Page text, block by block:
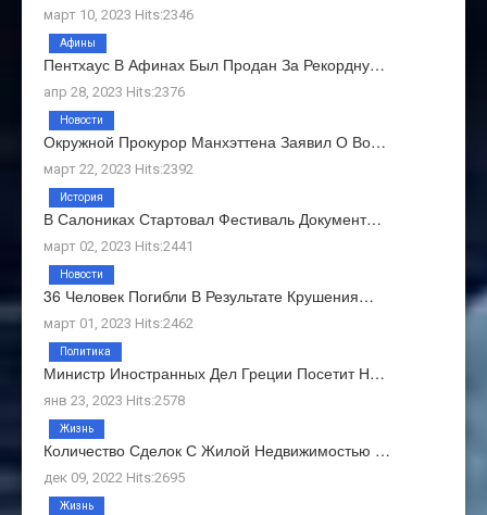
март 10, 2023 Hits:2346
Пентхаус В Афинах Был Продан За Рекордну…
апр 28, 2023 Hits:2376
Афины
Окружной Прокурор Манхэттена Заявил О Во…
март 22, 2023 Hits:2392
Новости
В Салониках Стартовал Фестиваль Документ…
март 02, 2023 Hits:2441
История
36 Человек Погибли В Результате Крушения…
март 01, 2023 Hits:2462
Новости
Министр Иностранных Дел Греции Посетит Н…
янв 23, 2023 Hits:2578
Политика
Количество Сделок С Жилой Недвижимостью …
дек 09, 2022 Hits:2695
Жизнь
Жизнь